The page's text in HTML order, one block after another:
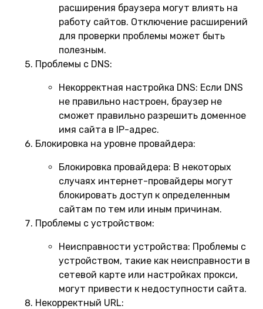
расширения браузера могут влиять на
работу сайтов. Отключение расширений
для проверки проблемы может быть
полезным.
Проблемы с DNS:
Некорректная настройка DNS: Если DNS
не правильно настроен, браузер не
сможет правильно разрешить доменное
имя сайта в IP-адрес.
Блокировка на уровне провайдера:
Блокировка провайдера: В некоторых
случаях интернет-провайдеры могут
блокировать доступ к определенным
сайтам по тем или иным причинам.
Проблемы с устройством:
Неисправности устройства: Проблемы с
устройством, такие как неисправности в
сетевой карте или настройках прокси,
могут привести к недоступности сайта.
Некорректный URL: